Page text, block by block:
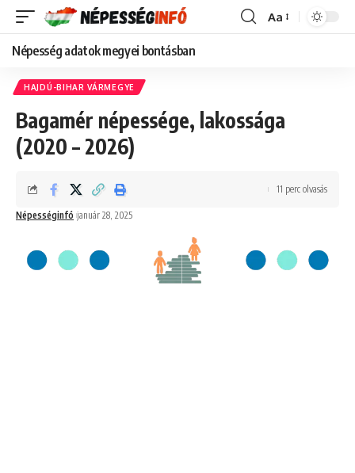
Font
Aa
Népesség adatok megyei bontásban
HAJDÚ-BIHAR VÁRMEGYE
Bagamér népessége, lakossága
(2020 – 2026)
Népességinfó január 28, 2025
11 perc olvasás